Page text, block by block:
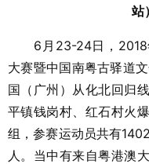
站
6月23-24日，2018
大赛暨中国南粤古驿道
国（广州）从化北回归
平镇钱岗村、红石村火
组，参赛运动员共有
人。当中有来自粤港澳